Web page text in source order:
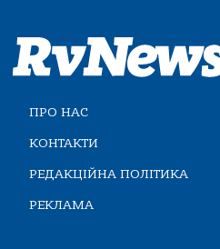
ПРО НАС
КОНТАКТИ
РЕДАКЦІЙНА ПОЛІТИКА
РЕКЛАМА